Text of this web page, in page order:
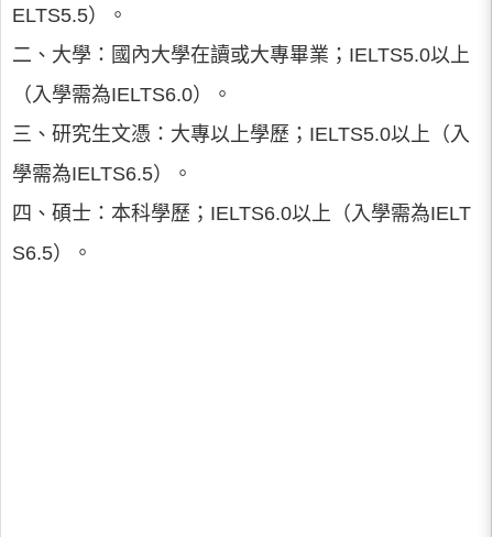
ELTS5.5）。
二、大學：國內大學在讀或大專畢業；IELTS5.0以上
（入學需為IELTS6.0）。
三、研究生文憑：大專以上學歷；IELTS5.0以上（入
學需為IELTS6.5）。
四、碩士：本科學歷；IELTS6.0以上（入學需為IELT
S6.5）。